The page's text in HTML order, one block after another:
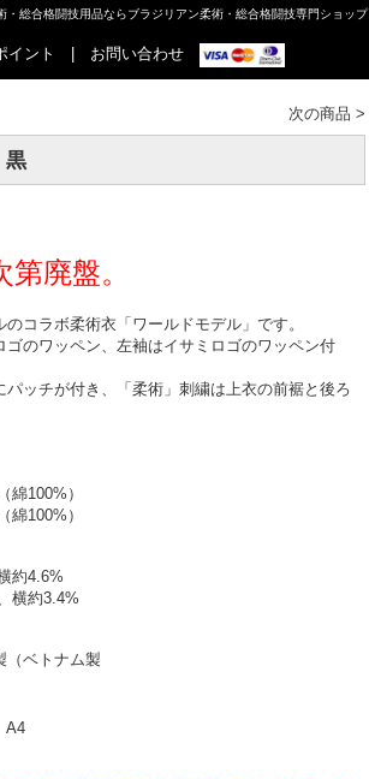
・総合格闘技用品ならブラジリアン柔術・総合格闘技専門ショップ
イント お問い合わせ
次の商品 >
廃盤。
コラボ柔術衣「ワールドモデル」です。
ゴのワッペン、左袖はイサミロゴのワッペン付
パッチが付き、「柔術」刺繍は上衣の前裾と後ろ
綿100%）
綿100%）
約4.6%
横約3.4%
（ベトナム製
A4